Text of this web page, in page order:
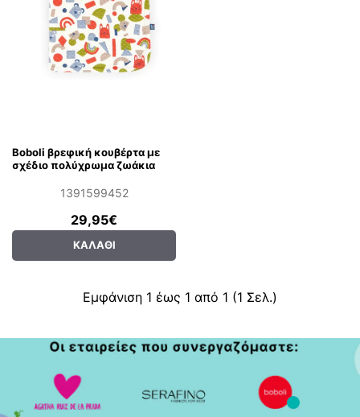
Boboli βρεφική κουβέρτα με
σχέδιο πολύχρωμα ζωάκια
1391599452
29,95€
ΚΑΛΆΘΙ
Εμφάνιση 1 έως 1 από 1 (1 Σελ.)